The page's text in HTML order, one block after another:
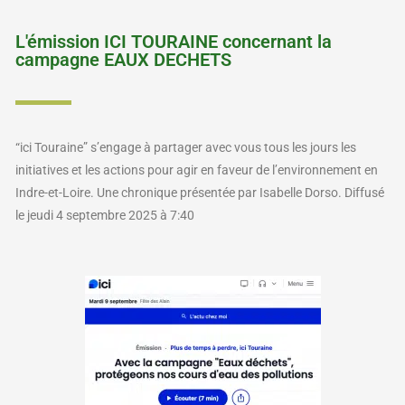
L'émission ICI TOURAINE concernant la
campagne EAUX DECHETS
“ici Touraine” s’engage à partager avec vous tous les jours les
initiatives et les actions pour agir en faveur de l’environnement en
Indre-et-Loire. Une chronique présentée par Isabelle Dorso. Diffusé
le jeudi 4 septembre 2025 à 7:40